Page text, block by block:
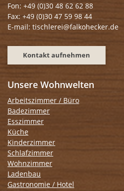
Fon: +49 (0)30 48 62 62 88
Fax: +49 (0)30 47 59 98 44
E-mail: tischlerei@falkohecker.de
Kontakt aufnehmen
Unsere Wohnwelten
Arbeitszimmer / Büro
Badezimmer
Esszimmer
Küche
Kinderzimmer
Schlafzimmer
Wohnzimmer
Ladenbau
Gastronomie / Hotel